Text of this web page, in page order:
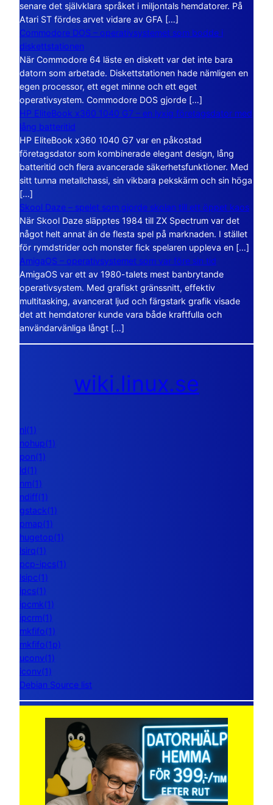
senare det självklara språket i miljontals hemdatorer. På
Atari ST fördes arvet vidare av GFA […]
Commodore DOS – operativsystemet som bodde i
diskettstationen
När Commodore 64 läste en diskett var det inte bara
datorn som arbetade. Diskettstationen hade nämligen en
egen processor, ett eget minne och ett eget
operativsystem. Commodore DOS gjorde […]
HP EliteBook x360 1040 G7 – en lyxig företagsdator med
lång batteritid
HP EliteBook x360 1040 G7 var en påkostad
företagsdator som kombinerade elegant design, lång
batteritid och flera avancerade säkerhetsfunktioner. Med
sitt tunna metallchassi, sin vikbara pekskärm och sin höga
[…]
Skool Daze – spelet som gjorde skolan till ett öppet kaos
När Skool Daze släpptes 1984 till ZX Spectrum var det
något helt annat än de flesta spel på marknaden. I stället
för rymdstrider och monster fick spelaren uppleva en […]
AmigaOS – operativsystemet som var före sin tid
AmigaOS var ett av 1980-talets mest banbrytande
operativsystem. Med grafiskt gränssnitt, effektiv
multitasking, avancerat ljud och färgstark grafik visade
det att hemdatorer kunde vara både kraftfulla och
användarvänliga långt […]
wiki.linux.se
nl(1)
nohup(1)
pon(1)
ld(1)
nm(1)
ndiff(1)
gstack(1)
pmap(1)
hugetop(1)
lsirq(1)
pcp-ipcs(1)
lsipc(1)
ipcs(1)
ipcmk(1)
ipcrm(1)
mkfifo(1)
mkfifo(1p)
uconv(1)
iconv(1)
Debian Source list